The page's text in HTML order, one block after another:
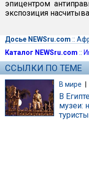
эпицентром
экспозиция
Досье NEWSru.com ::
Каталог NEWSru.com ::
ССЫЛКИ ПО ТЕМЕ
В мире |
В
музеи:
туристы